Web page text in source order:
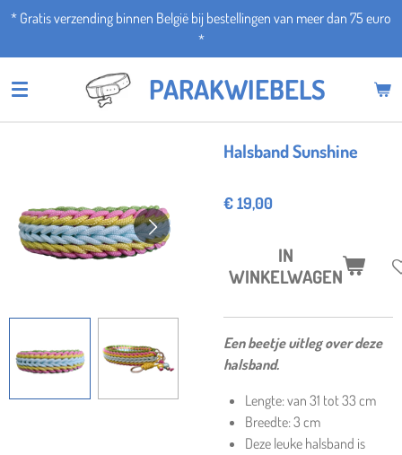
Ga
naar
de
PARAKWIEBELS
* Gratis verzending binnen België bij bestellingen van meer dan 75 euro
*
Halsband Sunshine
€ 19,00
IN
WINKELWAGEN
Een beetje uitleg over deze
halsband.
Lengte: van 31 tot 33 cm
Breedte: 3 cm
Deze leuke halsband is